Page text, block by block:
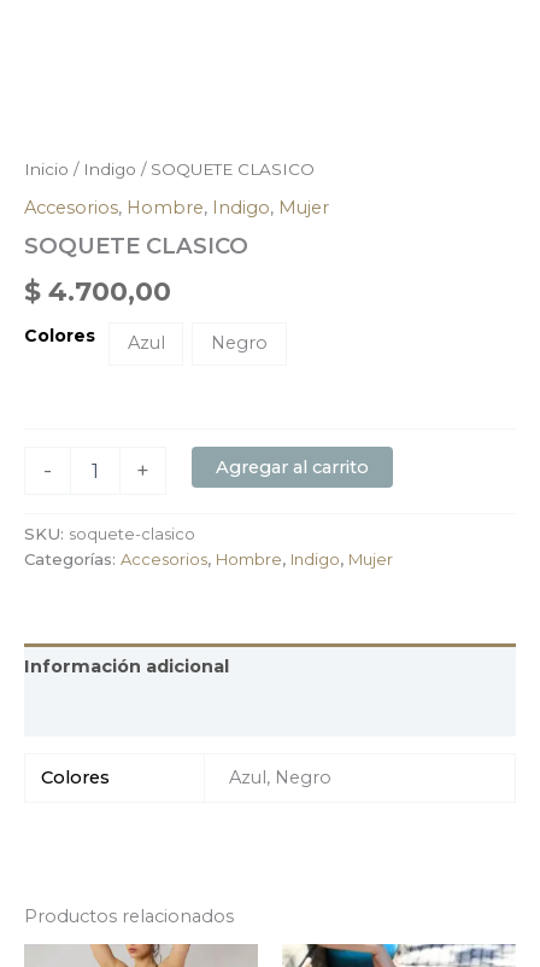
Inicio / Indigo / SOQUETE CLASICO
Accesorios, Hombre, Indigo, Mujer
SOQUETE CLASICO
$ 4.700,00
Colores Azul Negro
- + Agregar al carrito
SKU: soquete-clasico
Categorías: Accesorios, Hombre, Indigo, Mujer
Información adicional
Colores Azul, Negro
Productos relacionados